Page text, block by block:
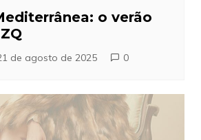
o verão
de agosto de 2025 0